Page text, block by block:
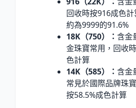
回收時按916成色
約為9999的91.6%
18K（750）： 含金
金珠寶常用，回收
色計算
14K（585）： 含金
常見於國際品牌珠
按58.5%成色計算